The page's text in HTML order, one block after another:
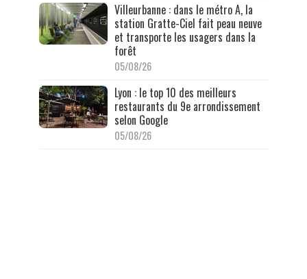
Villeurbanne : dans le métro A, la
station Gratte-Ciel fait peau neuve
et transporte les usagers dans la
forêt
05/08/26
Lyon : le top 10 des meilleurs
restaurants du 9e arrondissement
selon Google
05/08/26